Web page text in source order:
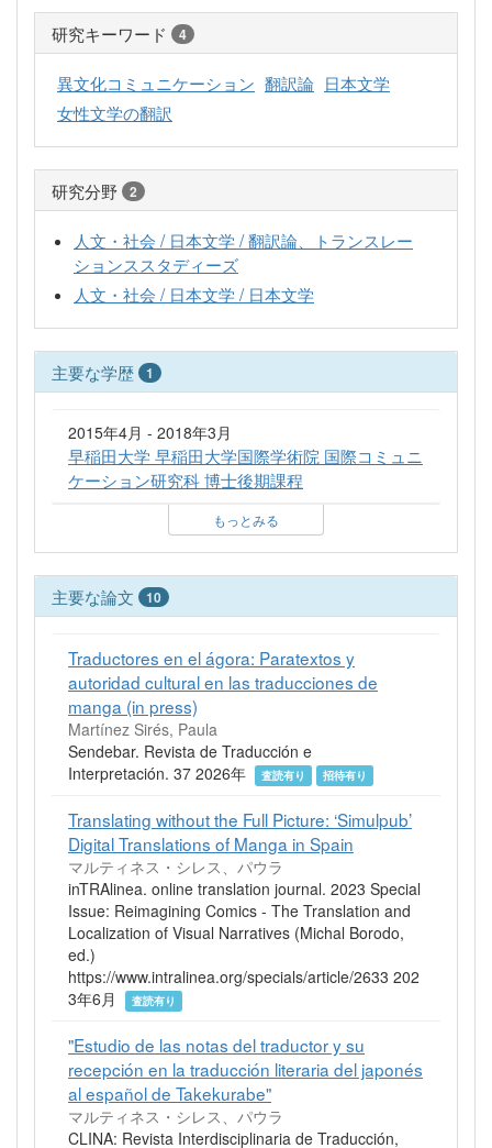
研究キーワード 4
異文化コミュニケーション 翻訳論 日本文学
女性文学の翻訳
研究分野 2
人文・社会 / 日本文学 / 翻訳論、トランスレー
ションススタディーズ
人文・社会 / 日本文学 / 日本文学
主要な学歴 1
2015年4月 - 2018年3月
早稲田大学 早稲田大学国際学術院 国際コミュニ
ケーション研究科 博士後期課程
もっとみる
主要な論文 10
Traductores en el ágora: Paratextos y
autoridad cultural en las traducciones de
manga (in press)
Martínez Sirés, Paula
Sendebar. Revista de Traducción e
Interpretación. 37 2026年
査読有り 招待有り
Translating without the Full Picture: ‘Simulpub’
Digital Translations of Manga in Spain
マルティネス・シレス、パウラ
inTRAlinea. online translation journal. 2023 Special
Issue: Reimagining Comics - The Translation and
Localization of Visual Narratives (Michal Borodo,
ed.)
https://www.intralinea.org/specials/article/2633 202
3年6月
査読有り
"Estudio de las notas del traductor y su
recepción en la traducción literaria del japonés
al español de Takekurabe"
マルティネス・シレス、パウラ
CLINA: Revista Interdisciplinaria de Traducción,